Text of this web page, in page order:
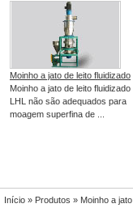
Moinho a jato de leito fluidizado
Moinho a jato de leito fluidizado
LHL não são adequados para
moagem superfina de ...
Início » Produtos » Moinho a jato